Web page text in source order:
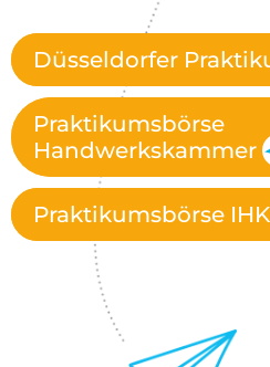
Düsseldorfer
Praktikumsbörse
Handwerkskammer
Praktikumsbörse IHK